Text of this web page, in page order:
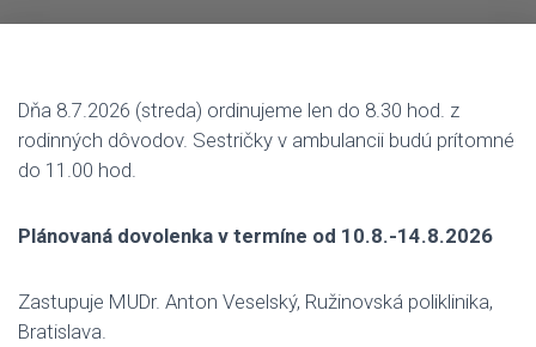
Dňa 8.7.2026 (streda) ordinujeme len do 8.30 hod. z
rodinných dôvodov. Sestričky v ambulancii budú prítomné
do 11.00 hod.
Plánovaná dovolenka v termíne od 10.8.-14.8.2026
Zastupuje MUDr. Anton Veselský, Ružinovská poliklinika,
Bratislava.